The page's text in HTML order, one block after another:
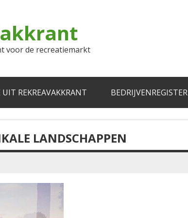
voor de recreatiemarkt
REKREAVAKKRANT BEDRIJVENREGISTER
LANDSCHAPPEN